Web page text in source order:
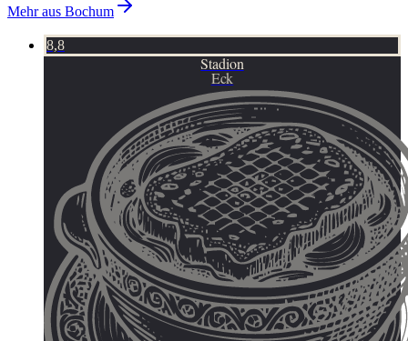
Mehr aus Bochum
8,8
Stadion
Eck